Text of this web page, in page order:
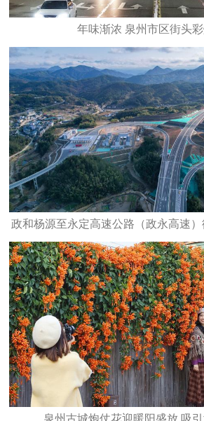
年味渐浓 泉州市区街头
政和杨源至永定高速公路（政永高速